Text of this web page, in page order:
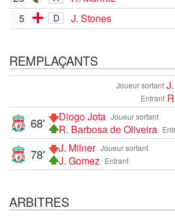
5
D J. Stones
REMPLAÇANTS
Joueur sortant
Entrant
Joueur sortant
Diogo Jota
R. Barbosa de Oliveira
68'
Joueur sortant
J. Milner
Entrant
J. Gomez
78'
ARBITRES